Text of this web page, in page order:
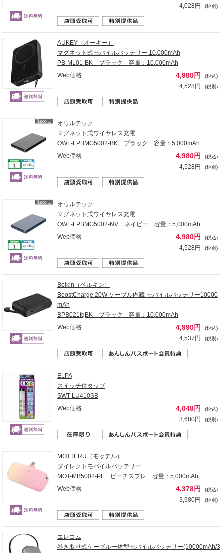
4,028円 (税別)
AUKEY（オーキー）
マグネット式モバイルバッテリー 10,000mAh
PB-ML01-BK ブラック 容量：10,000mAh
Web価格
4,980円 (税込)
4,528円 (税別)
オウルテック
マグネット式ワイヤレス充電
OWL-LPBMG5002-BK ブラック 容量：5,000mAh
Web価格
4,980円 (税込)
4,528円 (税別)
オウルテック
マグネット式ワイヤレス充電
OWL-LPBMG5002-NV ネイビー 容量：5,000mAh
Web価格
4,980円 (税込)
4,528円 (税別)
Belkin（ベルキン）
BoostCharge 20W ケーブル内蔵 モバイルバッテリー10000
mAh
BPB021fqBK ブラック 容量：10,000mAh
Web価格
4,990円 (税込)
4,537円 (税別)
ELPA
スイッチ付タップ
SWT-LU410SB
Web価格
4,048円 (税込)
3,680円 (税別)
MOTTERU（モッテル）
ダイレクトモバイルバッテリー
MOT-MB5002-PF ピーチスフレ 容量：5,000mAh
Web価格
4,378円 (税込)
3,980円 (税別)
エレコム
巻き取り式ケーブル一体型モバイルバッテリー(10000mAh/3